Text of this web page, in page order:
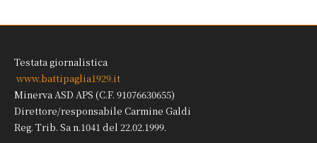
Testata giornalistica
www.battipaglia1929.it
Minerva ASD APS (C.F. 91076630655)
Direttore/responsabile Carmine Galdi
Reg. Trib. Sa n.1041 del 22.02.1999.